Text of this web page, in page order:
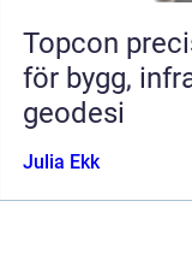
Topcon precisionsmätning
för bygg,
geodesi
Julia Ekk